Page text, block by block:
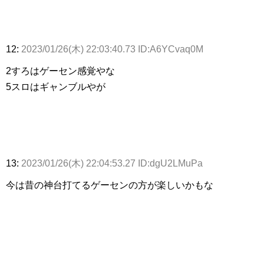
12: 2023/01/26(木) 22:03:40.73 ID:A6YCvaq0M
2すろはゲーセン感覚やな
5スロはギャンブルやが
13: 2023/01/26(木) 22:04:53.27 ID:dgU2LMuPa
今は昔の神台打てるゲーセンの方が楽しいかもな